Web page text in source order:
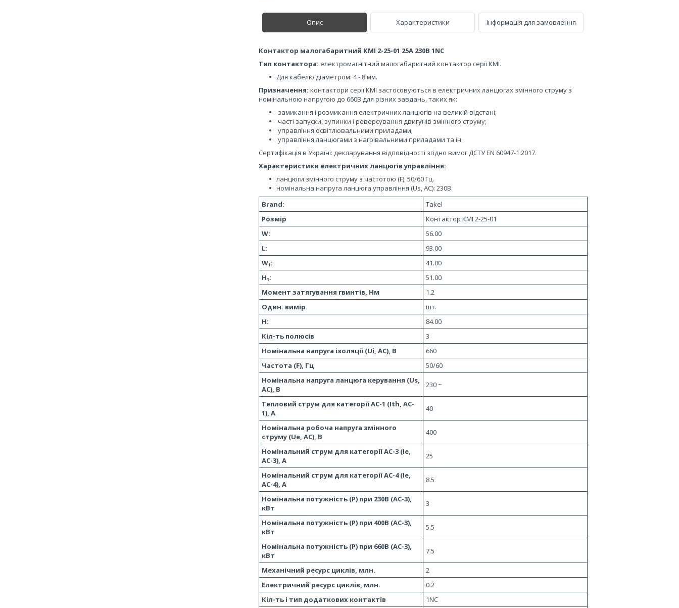
Опис Характеристики Інформація для замовлення
Контактор малогабаритний КМІ 2-25-01 25А 230В 1NC
Тип контактора: електромагнітний малогабаритний контактор серії КМІ.
Для кабелю діаметром: 4 - 8 мм.
Призначення: контактори серії КМІ застосовуються в електричних ланцюгах змінного струму з
номінальною напругою до 660В для різних завдань, таких як:
замикання і розмикання електричних ланцюгів на великій відстані;
часті запуски, зупинки і реверсування двигунів змінного струму;
управління освітлювальними приладами;
управління ланцюгами з нагрівальними приладами та ін.
Сертифікація в Україні: декларування відповідності згідно вимог ДСТУ EN 60947-1:2017.
Характеристики електричних ланцюгів управління:
ланцюги змінного струму з частотою (F): 50/60 Гц.
номінальна напруга ланцюга управління (Us, AC): 230В.
Brand:
Takel
Розмір
Контактор КМІ 2-25-01
W:
56.00
L:
93.00
W₁:
41.00
H₁:
51.00
Момент затягування гвинтів, Нм
1.2
Один. вимір.
шт.
H:
84.00
Кіл-ть полюсів
3
Номінальна напруга ізоляції (Ui, AC), В
660
Частота (F), Гц
50/60
Номінальна напруга ланцюга керування (Us,
AC), В
230 ~
Тепловий струм для категорії AC-1 (Ith, AC-
1), A
40
Номінальна робоча напруга змінного
струму (Ue, АС), В
400
Номінальний струм для категорії AC-3 (Ie,
AC-3), А
25
Номінальний струм для категорії AC-4 (Ie,
AC-4), А
8.5
Номінальна потужність (Р) при 230В (AC-3),
кВт
3
Номінальна потужність (Р) при 400В (AC-3),
кВт
5.5
Номінальна потужність (Р) при 660В (AC-3),
кВт
7.5
Механічний ресурс циклів, млн.
2
Електричний ресурс циклів, млн.
0.2
Кіл-ть і тип додаткових контактів
1NC